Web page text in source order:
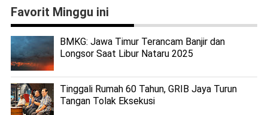
Favorit Minggu ini
BMKG: Jawa Timur Terancam Banjir dan
Longsor Saat Libur Nataru 2025
Tinggali Rumah 60 Tahun, GRIB Jaya Turun
Tangan Tolak Eksekusi